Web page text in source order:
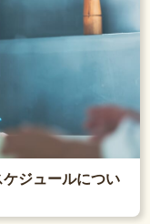
ジュールについ